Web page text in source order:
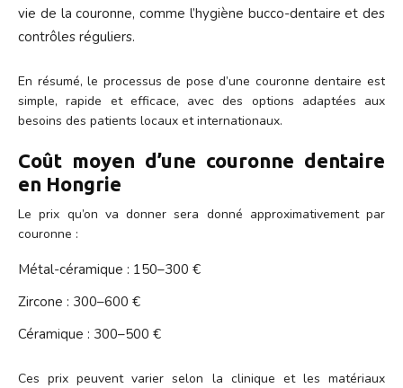
vie de la couronne, comme l’hygiène bucco-dentaire et des
contrôles réguliers.
En résumé, le processus de pose d’une couronne dentaire est
simple, rapide et efficace, avec des options adaptées aux
besoins des patients locaux et internationaux.
Coût moyen d’une couronne dentaire
en Hongrie
Le prix qu’on va donner sera donné approximativement par
couronne :
Métal-céramique : 150–300 €
Zircone : 300–600 €
Céramique : 300–500 €
Ces prix peuvent varier selon la clinique et les matériaux